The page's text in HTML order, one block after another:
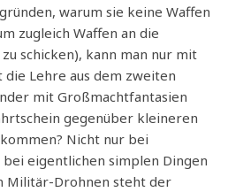
warum sie keine Waffen
zugleich Waffen an die
schicken), kann man nur mit
Lehre aus dem zweiten
mit Großmachtfantasien
gegenüber kleineren
Nicht nur bei
bei eigentlichen simplen Dingen
Militär-Drohnen steht der